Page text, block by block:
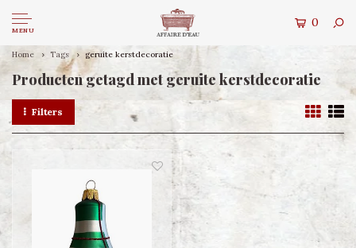
MENU
0
Home Tags geruite kerstdecoratie
Producten getagd met geruite kerstdecoratie
Filters